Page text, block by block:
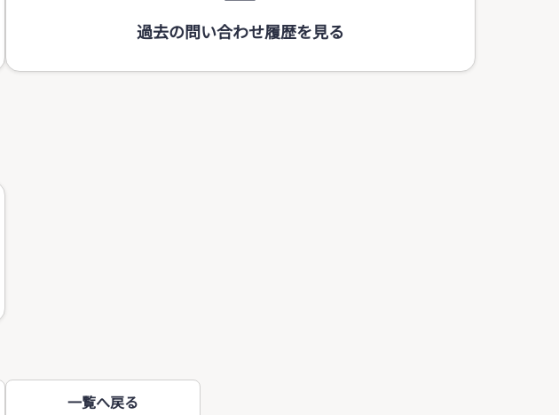
過去の問い合わせ履歴を見る
一覧へ戻る